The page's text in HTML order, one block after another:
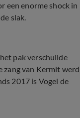
een enorme shock in
slak.
pak verschuilde
zang van Kermit werd
2017 is Vogel de